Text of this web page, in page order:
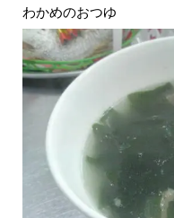
わかめのおつゆ